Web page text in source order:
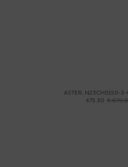
ASTER, N23CH0150-3-
475.30 €